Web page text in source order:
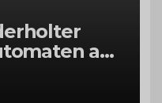
am
in